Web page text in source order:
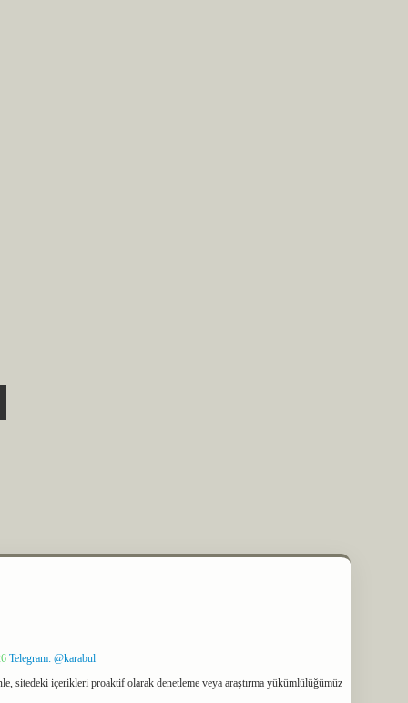
Telegram: @karabul
sitedeki içerikleri proaktif olarak denetleme veya araştırma yükümlülüğümüz